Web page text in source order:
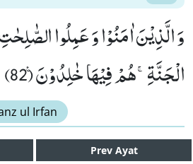
وَ الَّذِیْنَ اٰمَنُوْا وَ عَمِلُوا
الْجَنَّةِۚ-هُمْ فِیْهَا خٰلِدُوْنَ۠ (82)
ul Irfan
Prev Ayat